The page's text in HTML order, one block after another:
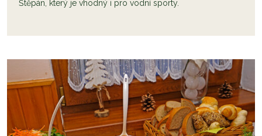
Štěpán, který je vhodný i pro vodní sporty.